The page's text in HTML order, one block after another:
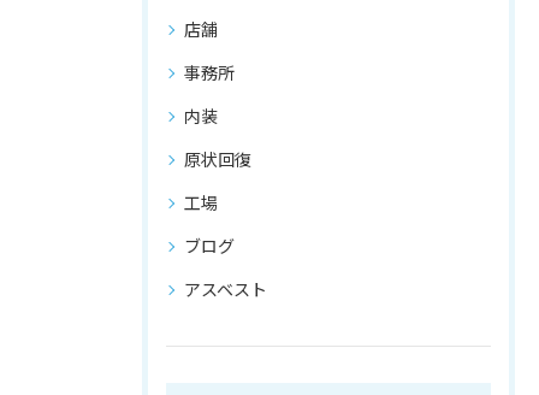
店舗
事務所
内装
原状回復
工場
ブログ
アスベスト